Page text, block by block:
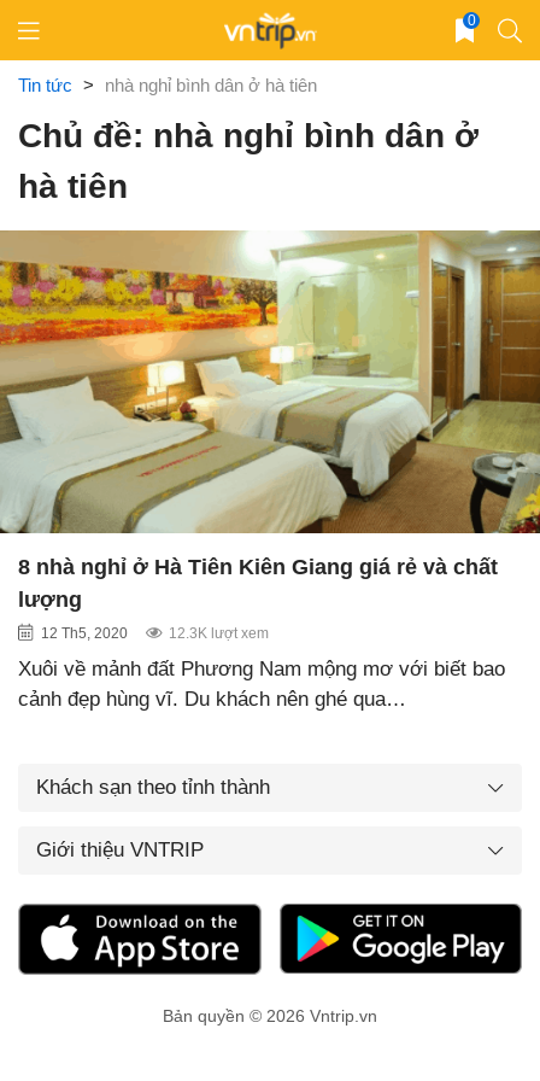
content
0
Tin tức > nhà nghỉ bình dân ở hà tiên
Chủ đề: nhà nghỉ bình dân ở
hà tiên
8 nhà nghỉ ở Hà Tiên Kiên Giang giá rẻ và chất
lượng
12 Th5, 2020 12.3K lượt xem
Xuôi về mảnh đất Phương Nam mộng mơ với biết bao
cảnh đẹp hùng vĩ. Du khách nên ghé qua…
Khách sạn theo tỉnh thành
Giới thiệu VNTRIP
Bản quyền © 2026 Vntrip.vn